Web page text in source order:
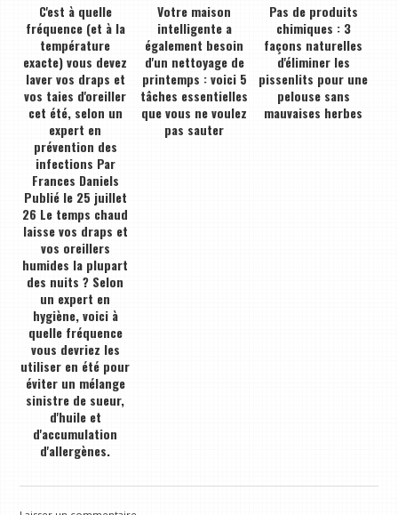
C'est à quelle
fréquence (et à la
température
exacte) vous devez
laver vos draps et
vos taies d'oreiller
cet été, selon un
expert en
prévention des
infections Par
Frances Daniels
Publié le 25 juillet
26 Le temps chaud
laisse vos draps et
vos oreillers
humides la plupart
des nuits ? Selon
un expert en
hygiène, voici à
quelle fréquence
vous devriez les
utiliser en été pour
éviter un mélange
sinistre de sueur,
d'huile et
d'accumulation
d'allergènes.
Votre maison
intelligente a
également besoin
d'un nettoyage de
printemps : voici 5
tâches essentielles
que vous ne voulez
pas sauter
Pas de produits
chimiques : 3
façons naturelles
d'éliminer les
pissenlits pour une
pelouse sans
mauvaises herbes